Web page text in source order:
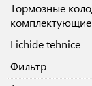
Тормозные
комплектующие
Lichide tehnice
Фильтр